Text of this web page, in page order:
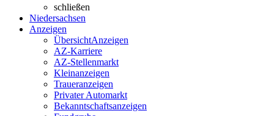
schließen
Niedersachsen
Anzeigen
ÜbersichtAnzeigen
AZ-Karriere
AZ-Stellenmarkt
Kleinanzeigen
Traueranzeigen
Privater Automarkt
Bekanntschaftsanzeigen